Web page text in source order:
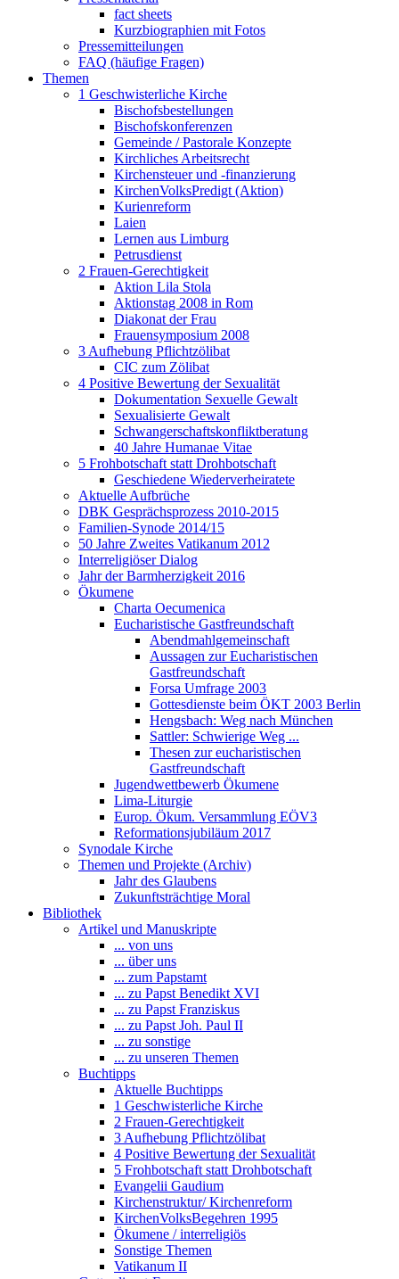
fact sheets
Kurzbiographien mit Fotos
Pressemitteilungen
FAQ (häufige Fragen)
Themen
1 Geschwisterliche Kirche
Bischofsbestellungen
Bischofskonferenzen
Gemeinde / Pastorale Konzepte
Kirchliches Arbeitsrecht
Kirchensteuer und -finanzierung
KirchenVolksPredigt (Aktion)
Kurienreform
Laien
Lernen aus Limburg
Petrusdienst
2 Frauen-Gerechtigkeit
Aktion Lila Stola
Aktionstag 2008 in Rom
Diakonat der Frau
Frauensymposium 2008
3 Aufhebung Pflichtzölibat
CIC zum Zölibat
4 Positive Bewertung der Sexualität
Dokumentation Sexuelle Gewalt
Sexualisierte Gewalt
Schwangerschaftskonfliktberatung
40 Jahre Humanae Vitae
5 Frohbotschaft statt Drohbotschaft
Geschiedene Wiederverheiratete
Aktuelle Aufbrüche
DBK Gesprächsprozess 2010-2015
Familien-Synode 2014/15
50 Jahre Zweites Vatikanum 2012
Interreligiöser Dialog
Jahr der Barmherzigkeit 2016
Ökumene
Charta Oecumenica
Eucharistische Gastfreundschaft
Abendmahlgemeinschaft
Aussagen zur Eucharistischen
Gastfreundschaft
Forsa Umfrage 2003
Gottesdienste beim ÖKT 2003 Berlin
Hengsbach: Weg nach München
Sattler: Schwierige Weg ...
Thesen zur eucharistischen
Gastfreundschaft
Jugendwettbewerb Ökumene
Lima-Liturgie
Europ. Ökum. Versammlung EÖV3
Reformationsjubiläum 2017
Synodale Kirche
Themen und Projekte (Archiv)
Jahr des Glaubens
Zukunftsträchtige Moral
Bibliothek
Artikel und Manuskripte
... von uns
... über uns
... zum Papstamt
... zu Papst Benedikt XVI
... zu Papst Franziskus
... zu Papst Joh. Paul II
... zu sonstige
... zu unseren Themen
Buchtipps
Aktuelle Buchtipps
1 Geschwisterliche Kirche
2 Frauen-Gerechtigkeit
3 Aufhebung Pflichtzölibat
4 Positive Bewertung der Sexualität
5 Frohbotschaft statt Drohbotschaft
Evangelii Gaudium
Kirchenstruktur/ Kirchenreform
KirchenVolksBegehren 1995
Ökumene / interreligiös
Sonstige Themen
Vatikanum II